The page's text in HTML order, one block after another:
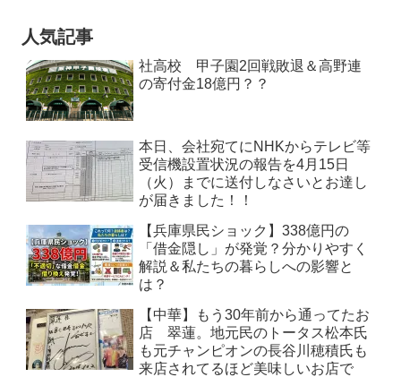
人気記事
社高校 甲子園2回戦敗退＆高野連
の寄付金18億円？？
本日、会社宛てにNHKからテレビ等
受信機設置状況の報告を4月15日
（火）までに送付しなさいとお達し
が届きました！！
【兵庫県民ショック】338億円の
「借金隠し」が発覚？分かりやすく
解説＆私たちの暮らしへの影響と
は？
【中華】もう30年前から通ってたお
店 翠蓮。地元民のトータス松本氏
も元チャンピオンの長谷川穂積氏も
来店されてるほど美味しいお店で